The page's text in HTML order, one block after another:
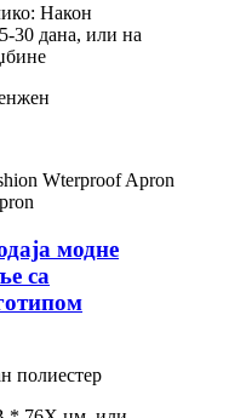
Након
30 дана, или на
модне
са
полиестер